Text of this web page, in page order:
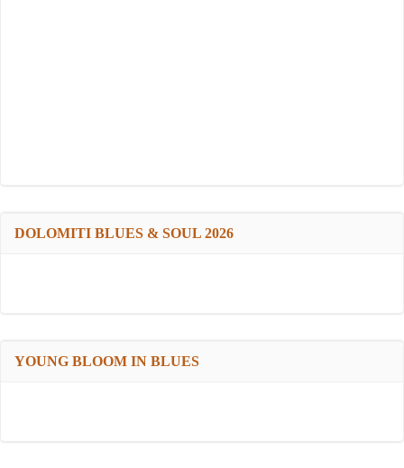
DOLOMITI BLUES & SOUL 2026
YOUNG BLOOM IN BLUES